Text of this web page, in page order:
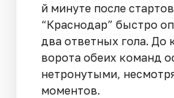
й минуте после
“Краснодар” быстро
два ответных гола. До
ворота обеих команд
нетронутыми,
моментов.